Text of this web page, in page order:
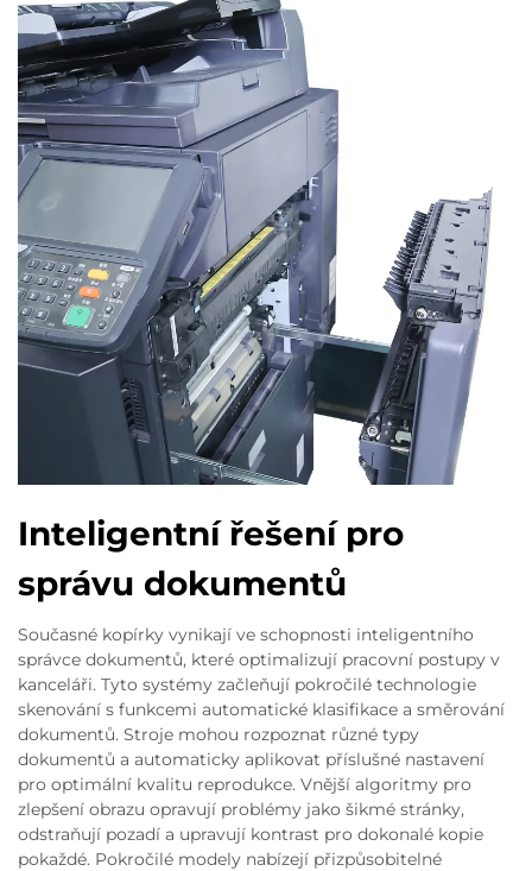
Inteligentní řešení pro
správu dokumentů
Současné kopírky vynikají ve schopnosti inteligentního
správce dokumentů, které optimalizují pracovní postupy v
kanceláři. Tyto systémy začleňují pokročilé technologie
skenování s funkcemi automatické klasifikace a směrování
dokumentů. Stroje mohou rozpoznat různé typy
dokumentů a automaticky aplikovat příslušné nastavení
pro optimální kvalitu reprodukce. Vnější algoritmy pro
zlepšení obrazu opravují problémy jako šikmé stránky,
odstraňují pozadí a upravují kontrast pro dokonalé kopie
pokaždé. Pokročilé modely nabízejí přizpůsobitelné